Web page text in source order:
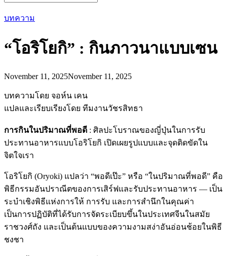
for:
บทความ
“โอริโยกิ” : กินภาวนาแบบเซน
November 11, 2025November 11, 2025
บทความโดย จอห์น เคน
แปลและเรียบเรียงโดย ทีมงานวัชรสิทธา
การกินในปริมาณที่พอดี : ศิลปะโบราณของญี่ปุ่นในการรับ
ประทานอาหารแบบโอริโยกิ เปิดเผยรูปแบบและจุดติดขัดใน
จิตใจเรา
โอริโยกิ (Oryoki) แปลว่า “พอดีเป๊ะ” หรือ “ในปริมาณที่พอดี” คือ
พิธีกรรมอันปราณีตของการเสิร์ฟและรับประทานอาหาร — เป็น
ระบำเชิงพิธีแห่งการให้ การรับ และการสำนึกในคุณค่า
เป็นการปฏิบัติที่ได้รับการจัดระเบียบขึ้นในประเทศจีนในสมัย
ราชวงศ์ถัง และเป็นต้นแบบของความงามสง่าอันอ่อนช้อยในพิธี
ชงชา